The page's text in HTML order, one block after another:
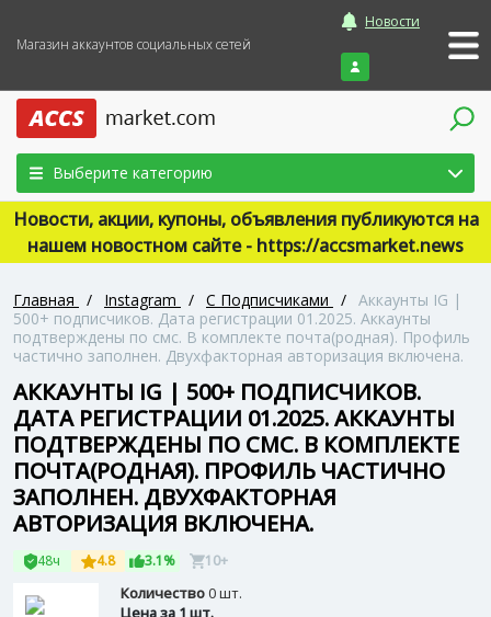
Магазин аккаунтов социальных сетей
Новости
Войти
Выберите категорию
Новости, акции, купоны, объявления публикуются на
нашем новостном сайте - https://accsmarket.news
Главная / Instagram / С Подписчиками / Аккаунты IG |
500+ подписчиков. Дата регистрации 01.2025. Аккаунты
подтверждены по смс. В комплекте почта(родная). Профиль
частично заполнен. Двухфакторная авторизация включена.
АККАУНТЫ IG | 500+ ПОДПИСЧИКОВ.
ДАТА РЕГИСТРАЦИИ 01.2025. АККАУНТЫ
ПОДТВЕРЖДЕНЫ ПО СМС. В КОМПЛЕКТЕ
ПОЧТА(РОДНАЯ). ПРОФИЛЬ ЧАСТИЧНО
ЗАПОЛНЕН. ДВУХФАКТОРНАЯ
АВТОРИЗАЦИЯ ВКЛЮЧЕНА.
48ч 4.8 3.1% 10+
Количество0 шт.
Цена за 1 шт.